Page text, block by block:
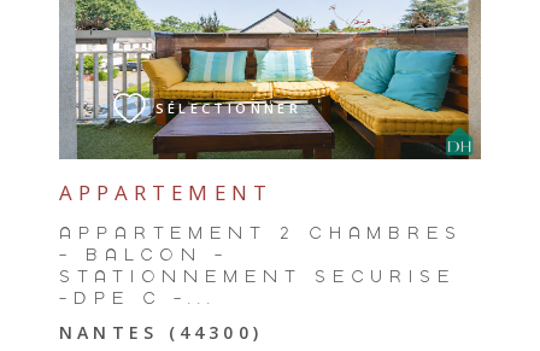
APPARTEMENT
APPARTEMENT 2 CHAMBRES
- BALCON -
STATIONNEMENT SÉCURISÉ
-DPE C -...
NANTES (44300)
SÉLECTIONNER
VOIR LE BIEN